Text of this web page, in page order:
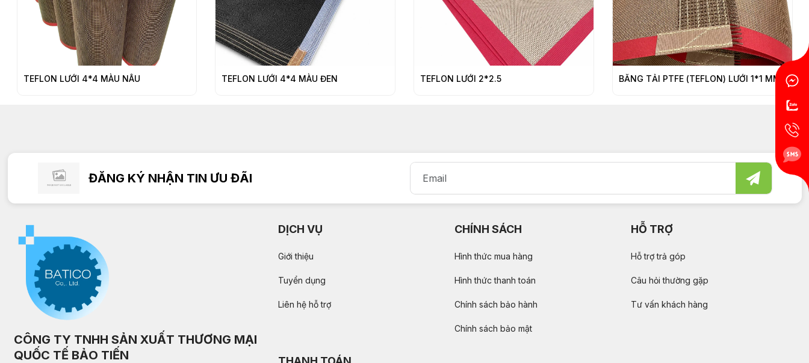
TEFLON LƯỚI 4*4 MÀU NÂU TEFLON LƯỚI 4*4 MÀU ĐEN TEFLON LƯỚI 2*2.5 BĂNG TẢI PTFE (TEFLON) LƯỚI 1*1 MM
ĐĂNG KÝ NHẬN TIN ƯU ĐÃI
CÔNG TY TNHH SẢN XUẤT THƯƠNG MẠI
QUỐC TẾ BẢO TIẾN
DỊCH VỤ
Giới thiệu
Tuyển dụng
Liên hệ hỗ trợ
CHÍNH SÁCH
Hình thức mua hàng
Hình thức thanh toán
Chính sách bảo hành
Chính sách bảo mật
HỖ TRỢ
Hỗ trợ trả góp
Câu hỏi thường gặp
Tư vấn khách hàng